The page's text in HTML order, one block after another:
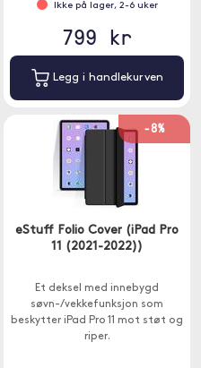
Ikke på lager, 2-6 uker
799 kr
Legg i handlekurven
-8%
eStuff Folio Cover (iPad Pro
11 (2021-2022))
Et deksel med innebygd
søvn-/vekkefunksjon som
beskytter iPad Pro 11 mot støt og
riper.